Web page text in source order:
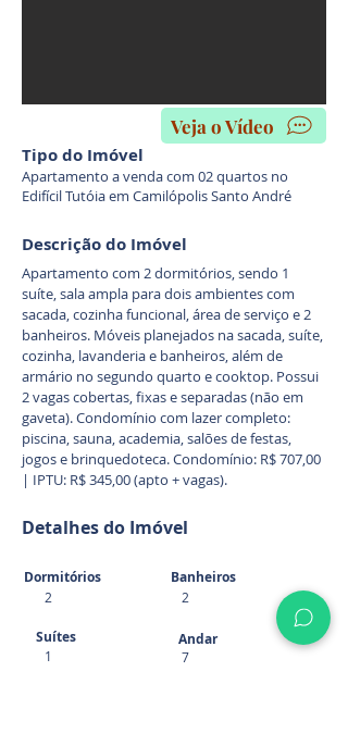
Veja o Vídeo
Tipo do Imóvel
Apartamento a venda com 02 quartos no
Edifícil Tutóia em Camilópolis Santo André
Descrição do Imóvel
Apartamento com 2 dormitórios, sendo 1
suíte, sala ampla para dois ambientes com
sacada, cozinha funcional, área de serviço e 2
banheiros. Móveis planejados na sacada, suíte,
cozinha, lavanderia e banheiros, além de
armário no segundo quarto e cooktop. Possui
2 vagas cobertas, fixas e separadas (não em
gaveta). Condomínio com lazer completo:
piscina, sauna, academia, salões de festas,
jogos e brinquedoteca. Condomínio: R$ 707,00
| IPTU: R$ 345,00 (apto + vagas).
Detalhes do Imóvel
Dormitórios
2
Suítes
1
Banheiros
2
Andar
7